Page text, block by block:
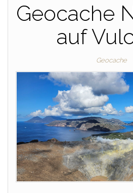
Geocache
auf
Geocache